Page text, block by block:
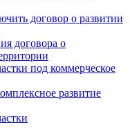
договор о развитии
договора о
под коммерческое
развитие